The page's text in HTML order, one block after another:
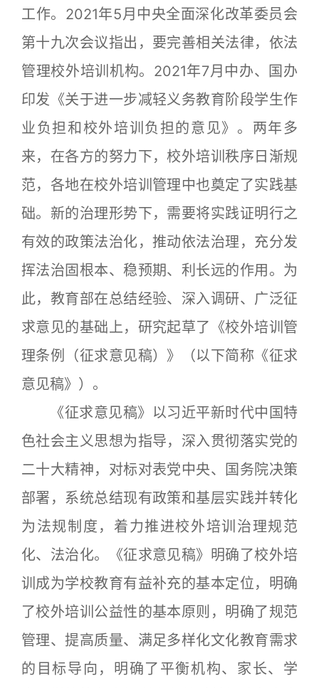
工作。2021年5月中央全面深化改革委员会
第十九次会议指出，要完善相关法律，依法
管理校外培训机构。2021年7月中办、国办
印发《关于进一步减轻义务教育阶段学生作
业负担和校外培训负担的意见》。两年多
来，在各方的努力下，校外培训秩序日渐规
范，各地在校外培训管理中也奠定了实践基
础。新的治理形势下，需要将实践证明行之
有效的政策法治化，推动依法治理，充分发
挥法治固根本、稳预期、利长远的作用。为
此，教育部在总结经验、深入调研、广泛征
求意见的基础上，研究起草了《校外培训管
理条例（征求意见稿）》（以下简称《征求
意见稿》）。
《征求意见稿》以习近平新时代中国特
色社会主义思想为指导，深入贯彻落实党的
二十大精神，对标对表党中央、国务院决策
部署，系统总结现有政策和基层实践并转化
为法规制度，着力推进校外培训治理规范
化、法治化。《征求意见稿》明确了校外培
训成为学校教育有益补充的基本定位，明确
了校外培训公益性的基本原则，明确了规范
管理、提高质量、满足多样化文化教育需求
的目标导向，明确了平衡机构、家长、学